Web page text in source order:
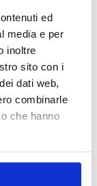
ed
media e per
inoltre
sito con i
dati web,
combinarle
che hanno
ti interessa!